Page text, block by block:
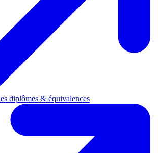
diplômes & équivalences